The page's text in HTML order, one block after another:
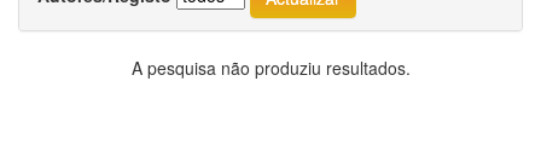
A pesquisa não produziu resultados.